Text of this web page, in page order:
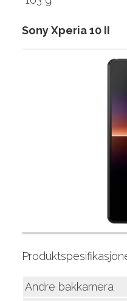
Sony Xperia 10 II
Andre bakkamera